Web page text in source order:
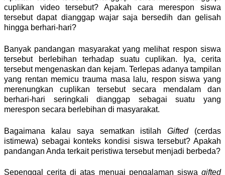
cuplikan video tersebut? Apakah cara merespon siswa
tersebut dapat dianggap wajar saja bersedih dan gelisah
hingga berhari-hari?
Banyak pandangan masyarakat yang melihat respon siswa
tersebut berlebihan terhadap suatu cuplikan. Iya, cerita
tersebut mengenaskan dan kejam. Terlepas adanya tampilan
yang rentan memicu trauma masa lalu, respon siswa yang
merenungkan cuplikan tersebut secara mendalam dan
berhari-hari seringkali dianggap sebagai suatu yang
merespon secara berlebihan di masyarakat.
Bagaimana kalau saya sematkan istilahGifted (cerdas
istimewa) sebagai konteks kondisi siswa tersebut? Apakah
pandangan Anda terkait peristiwa tersebut menjadi berbeda?
Sepenggal cerita di atas menuai pengalaman siswa gifted